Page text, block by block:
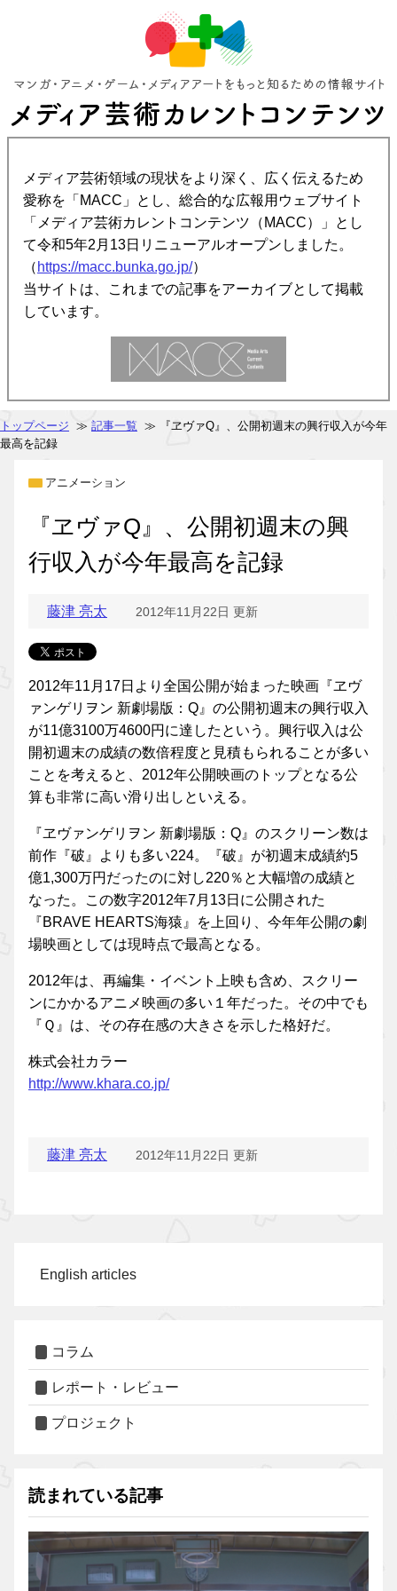
メディア芸術領域の現状をより深く、広く伝えるため
愛称を「MACC」とし、総合的な広報用ウェブサイト
「メディア芸術カレントコンテンツ（MACC）」とし
て令和5年2月13日リニューアルオープンしました。
（ https://macc.bunka.go.jp/）
当サイトは、これまでの記事をアーカイブとして掲載
しています。
トップページ ≫ 記事一覧 ≫ 『ヱヴァQ』、公開初週末の興行収入が今年
最高を記録
アニメーション
『ヱヴァQ』、公開初週末の興
行収入が今年最高を記録
藤津 亮太 2012年11月22日 更新
2012年11月17日より全国公開が始まった映画『ヱヴ
ァンゲリヲン 新劇場版：Q』の公開初週末の興行収入
が11億3100万4600円に達したという。興行収入は公
開初週末の成績の数倍程度と見積もられることが多い
ことを考えると、2012年公開映画のトップとなる公
算も非常に高い滑り出しといえる。
『ヱヴァンゲリヲン 新劇場版：Q』のスクリーン数は
前作『破』よりも多い224。『破』が初週末成績約5
億1,300万円だったのに対し220％と大幅増の成績と
なった。この数字2012年7月13日に公開された
『BRAVE HEARTS海猿』を上回り、今年年公開の劇
場映画としては現時点で最高となる。
2012年は、再編集・イベント上映も含め、スクリー
ンにかかるアニメ映画の多い１年だった。その中でも
『Ｑ』は、その存在感の大きさを示した格好だ。
株式会社カラー
http://www.khara.co.jp/
藤津 亮太 2012年11月22日 更新
English articles
コラム
レポート・レビュー
プロジェクト
読まれている記事